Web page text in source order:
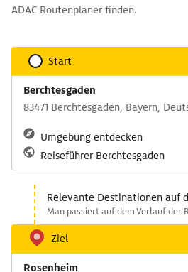
ADAC Routenplaner finden.
Start
Berchtesgaden
83471 Berchtesgaden, Bayern,
Umgebung entdecken
Reiseführer Berchtesgaden
Relevante Destinationen auf
Man passiert auf dem Verlauf der
Ziel
Rosenheim